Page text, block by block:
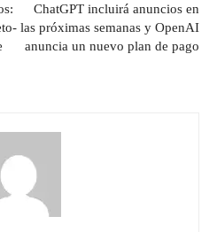
ChatGPT incluirá anuncios en
las próximas semanas y OpenAI
anuncia un nuevo plan de pago